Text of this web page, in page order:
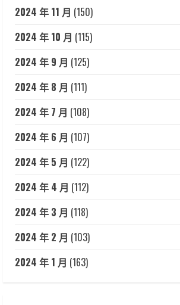
2024 年 11 月 (150)
2024 年 10 月 (115)
2024 年 9 月 (125)
2024 年 8 月 (111)
2024 年 7 月 (108)
2024 年 6 月 (107)
2024 年 5 月 (122)
2024 年 4 月 (112)
2024 年 3 月 (118)
2024 年 2 月 (103)
2024 年 1 月 (163)